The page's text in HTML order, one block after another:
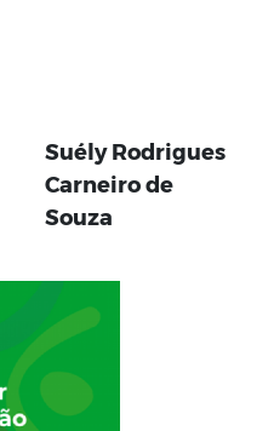
Suély Rodrigues
Carneiro de
Souza